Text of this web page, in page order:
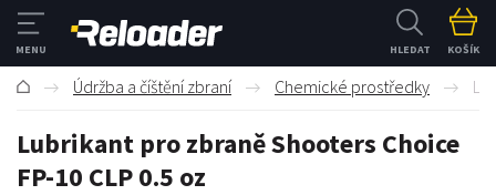
HLEDAT KOŠÍK
Údržba a číštění zbraní Chemické prostředky
Lubrikant pro zbraně Shooters Choice
FP-10 CLP 0.5 oz